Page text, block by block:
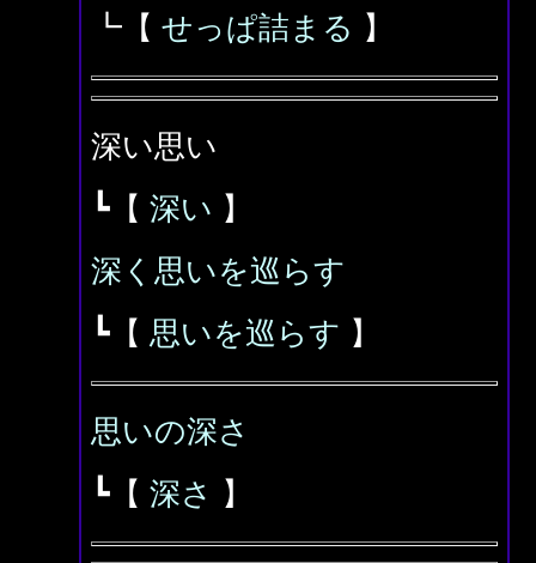
┗【 せっぱ詰まる 】
深い思い
┗【 深い 】
深く思いを巡らす
┗【 思いを巡らす 】
思いの深さ
┗【 深さ 】